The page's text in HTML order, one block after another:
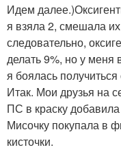
Идем
я взяла 2, смешала
следовательно,
делать 9%, но у
я боялась
Итак. Мои друзья на
ПС в краску
Мисочку покупала в
кисточки.